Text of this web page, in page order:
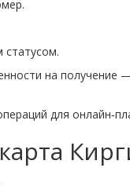
статусом.
на получение
для
карта